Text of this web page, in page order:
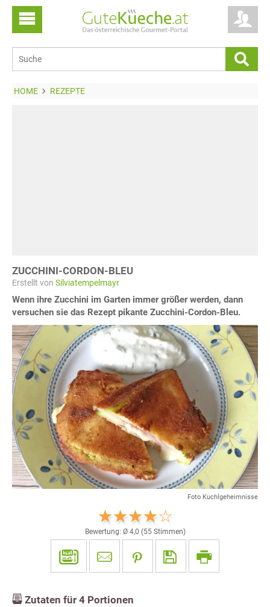
HOME REZEPTE
ZUCCHINI-CORDON-BLEU
Erstellt von Silviatempelmayr
Wenn ihre Zucchini im Garten immer größer werden, dann
versuchen sie das Rezept pikante Zucchini-Cordon-Bleu.
Foto Kuchlgeheimnisse
Bewertung: Ø 4,0 (55Stimmen)
Zutaten für 4 Portionen